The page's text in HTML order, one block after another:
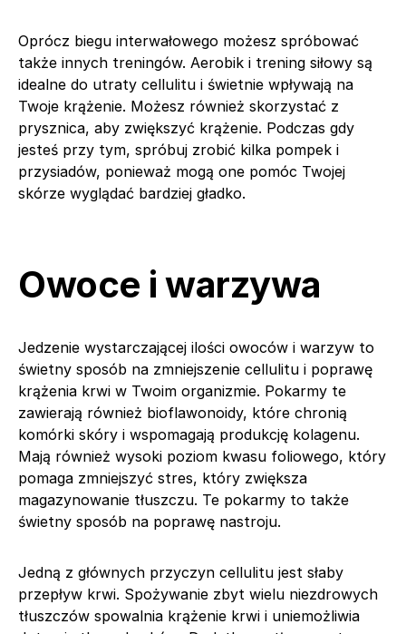
Oprócz biegu interwałowego możesz spróbować
także innych treningów. Aerobik i trening siłowy są
idealne do utraty cellulitu i świetnie wpływają na
Twoje krążenie. Możesz również skorzystać z
prysznica, aby zwiększyć krążenie. Podczas gdy
jesteś przy tym, spróbuj zrobić kilka pompek i
przysiadów, ponieważ mogą one pomóc Twojej
skórze wyglądać bardziej gładko.
Owoce i warzywa
Jedzenie wystarczającej ilości owoców i warzyw to
świetny sposób na zmniejszenie cellulitu i poprawę
krążenia krwi w Twoim organizmie. Pokarmy te
zawierają również bioflawonoidy, które chronią
komórki skóry i wspomagają produkcję kolagenu.
Mają również wysoki poziom kwasu foliowego, który
pomaga zmniejszyć stres, który zwiększa
magazynowanie tłuszczu. Te pokarmy to także
świetny sposób na poprawę nastroju.
Jedną z głównych przyczyn cellulitu jest słaby
przepływ krwi. Spożywanie zbyt wielu niezdrowych
tłuszczów spowalnia krążenie krwi i uniemożliwia